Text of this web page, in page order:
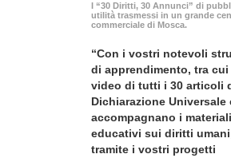
I “30 Diritti, 30 Annunci” di
utilità trasmessi in un grande
commerciale di Mosca.
“Con i vostri notevoli
di apprendimento, tra cui
video di tutti i 30 articoli
Dichiarazione Universale
accompagnano i materiali
educativi sui diritti
tramite i vostri progetti